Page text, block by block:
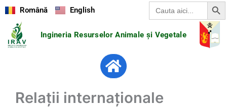
Skip
content
Română English
Search
for:
Ingineria Resurselor Animale și Vegetale
Menu
Relații internaționale